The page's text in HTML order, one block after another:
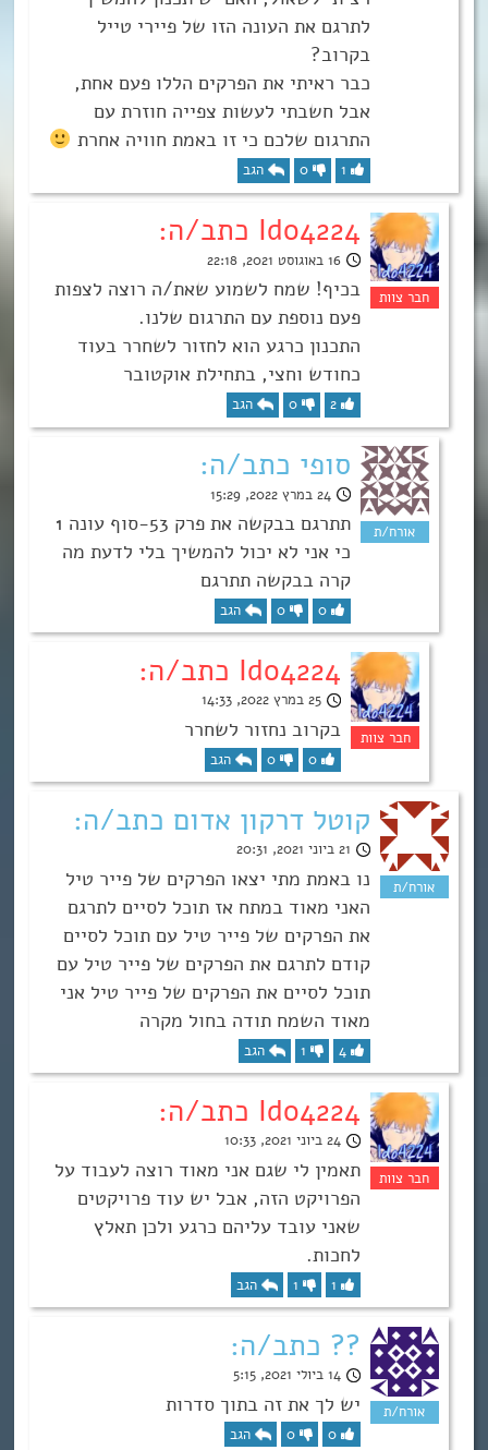
לתרגם את העונה הזו של פיירי טייל
בקרוב?
כבר ראיתי את הפרקים הללו פעם אחת,
אבל חשבתי לעשות צפייה חוזרת עם
התרגום שלכם כי זו באמת חוויה אחרת
1
0 הגב
Ido4224 כתב/ה:
16 באוגוסט 2021, 22:18
בכיף! שמח לשמוע שאת/ה רוצה לצפות
פעם נוספת עם התרגום שלנו.
התכנון כרגע הוא לחזור לשחרר בעוד
כחודש וחצי, בתחילת אוקטובר
2
0 הגב
סופי כתב/ה:
24 במרץ 2022, 15:29
תתרגם בבקשה את פרק 53-סוף עונה 1
כי אני לא יכול להמשיך בלי לדעת מה
קרה בבקשה תתרגם
0
0 הגב
Ido4224 כתב/ה:
25 במרץ 2022, 14:33
בקרוב נחזור לשחרר
0
0 הגב
קוטל דרקון אדום כתב/ה:
21 ביוני 2021, 20:31
נו באמת מתי יצאו הפרקים של פייר טיל
האני מאוד במתח אז תוכל לסיים לתרגם
את הפרקים של פייר טיל עם תוכל לסיים
קודם לתרגם את הפרקים של פייר טיל עם
תוכל לסיים את הפרקים של פייר טיל אני
מאוד השמח תודה בחול מקרה
4
1 הגב
Ido4224 כתב/ה:
24 ביוני 2021, 10:33
תאמין לי שגם אני מאוד רוצה לעבוד על
הפרויקט הזה, אבל יש עוד פרויקטים
שאני עובד עליהם כרגע ולכן תאלץ
לחכות.
1
1 הגב
?? כתב/ה:
14 ביולי 2021, 5:15
יש לך את זה בתוך סדרות
0
0 הגב